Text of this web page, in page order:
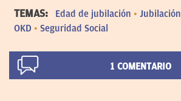
TEMAS: Edad de jubilación Jubilación
OKD
Seguridad Social
1 COMENTARIO